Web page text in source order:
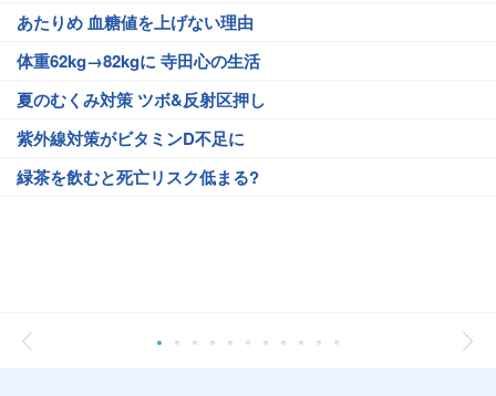
あたりめ 血糖値を上げない理由
体重62kg→82kgに 寺田心の生活
夏のむくみ対策 ツボ&反射区押し
紫外線対策がビタミンD不足に
緑茶を飲むと死亡リスク低まる?